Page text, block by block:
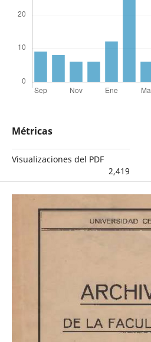
Métricas
Visualizaciones del PDF
2,419